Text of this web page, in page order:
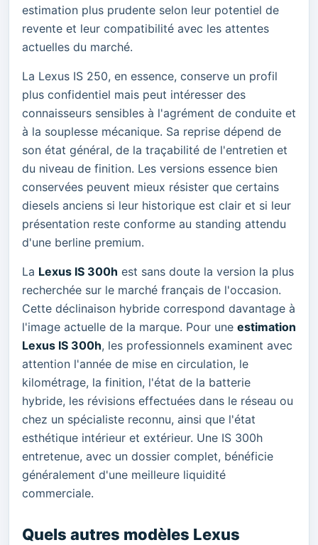
estimation plus prudente selon leur potentiel de
revente et leur compatibilité avec les attentes
actuelles du marché.
La Lexus IS 250, en essence, conserve un profil
plus confidentiel mais peut intéresser des
connaisseurs sensibles à l'agrément de conduite et
à la souplesse mécanique. Sa reprise dépend de
son état général, de la traçabilité de l'entretien et
du niveau de finition. Les versions essence bien
conservées peuvent mieux résister que certains
diesels anciens si leur historique est clair et si leur
présentation reste conforme au standing attendu
d'une berline premium.
La Lexus IS 300h est sans doute la version la plus
recherchée sur le marché français de l'occasion.
Cette déclinaison hybride correspond davantage à
l'image actuelle de la marque. Pour une estimation
Lexus IS 300h, les professionnels examinent avec
attention l'année de mise en circulation, le
kilométrage, la finition, l'état de la batterie
hybride, les révisions effectuées dans le réseau ou
chez un spécialiste reconnu, ainsi que l'état
esthétique intérieur et extérieur. Une IS 300h
entretenue, avec un dossier complet, bénéficie
généralement d'une meilleure liquidité
commerciale.
Quels autres modèles Lexus